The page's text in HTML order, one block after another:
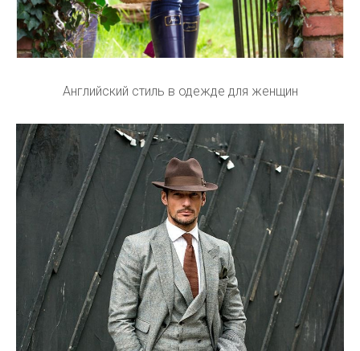
Английский стиль в одежде для женщин